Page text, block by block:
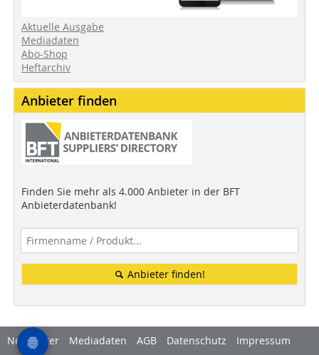
Aktuelle Ausgabe
Mediadaten
Abo-Shop
Heftarchiv
Anbieter finden
Finden Sie mehr als 4.000 Anbieter in der BFT
Anbieterdatenbank!
Anbieter finden!
Newsletter Mediadaten AGB Datenschutz
Impressum